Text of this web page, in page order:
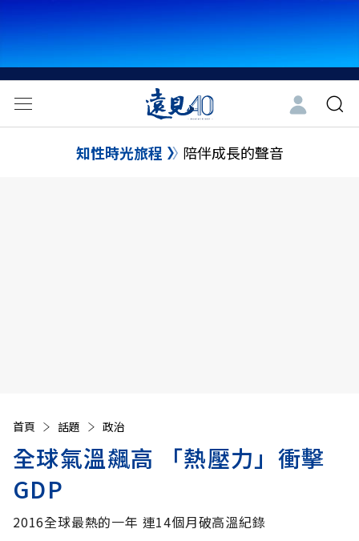
知性時光旅程 陪伴成長的聲音
首頁 話題 政治
全球氣溫飆高 「熱壓力」衝擊
GDP
2016全球最熱的一年 連14個月破高溫紀錄